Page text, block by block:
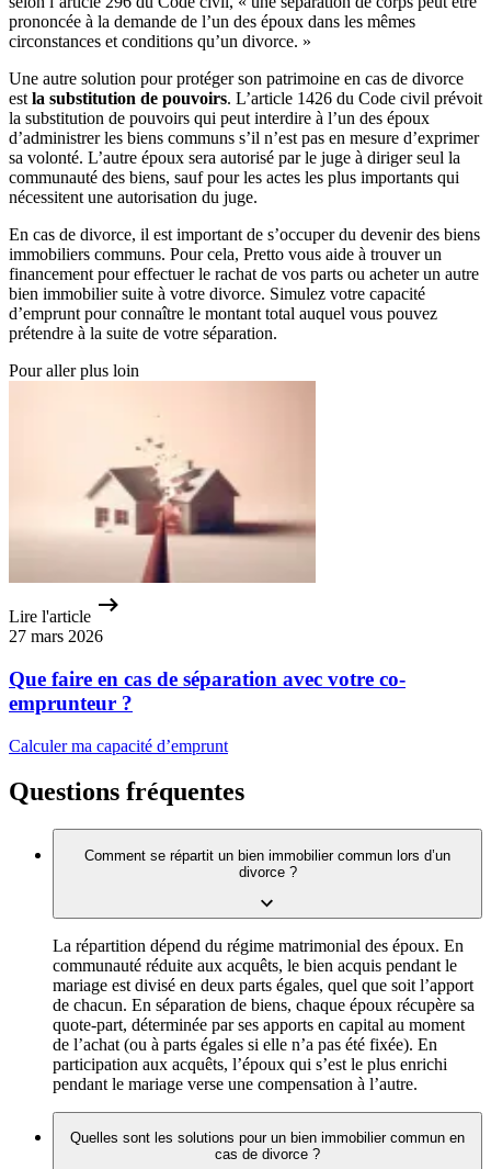
prononcée à la demande de l’un des époux dans les mêmes
circonstances et conditions qu’un divorce. »
Une autre solution pour protéger son patrimoine en cas de divorce
est la substitution de pouvoirs. L’article 1426 du Code civil prévoit
la substitution de pouvoirs qui peut interdire à l’un des époux
d’administrer les biens communs s’il n’est pas en mesure d’exprimer
sa volonté. L’autre époux sera autorisé par le juge à diriger seul la
communauté des biens, sauf pour les actes les plus importants qui
nécessitent une autorisation du juge.
En cas de divorce, il est important de s’occuper du devenir des biens
immobiliers communs. Pour cela, Pretto vous aide à trouver un
financement pour effectuer le rachat de vos parts ou acheter un autre
bien immobilier suite à votre divorce. Simulez votre capacité
d’emprunt pour connaître le montant total auquel vous pouvez
prétendre à la suite de votre séparation.
Pour aller plus loin
Lire l'article
27 mars 2026
Que faire en cas de séparation avec votre co-
emprunteur ?
Calculer ma capacité d’emprunt
Questions fréquentes
Comment se répartit un bien immobilier commun lors d’un
divorce ?
La répartition dépend du régime matrimonial des époux. En
communauté réduite aux acquêts, le bien acquis pendant le
mariage est divisé en deux parts égales, quel que soit l’apport
de chacun. En séparation de biens, chaque époux récupère sa
quote-part, déterminée par ses apports en capital au moment
de l’achat (ou à parts égales si elle n’a pas été fixée). En
participation aux acquêts, l’époux qui s’est le plus enrichi
pendant le mariage verse une compensation à l’autre.
Quelles sont les solutions pour un bien immobilier commun en
cas de divorce ?